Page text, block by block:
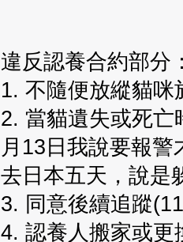
違反認養合約部分
1. 不隨便放縱貓咪
2. 當貓遺失或死亡
月13日我說要報
去日本五天，說是
3. 同意後續追蹤
4. 認養人搬家或更